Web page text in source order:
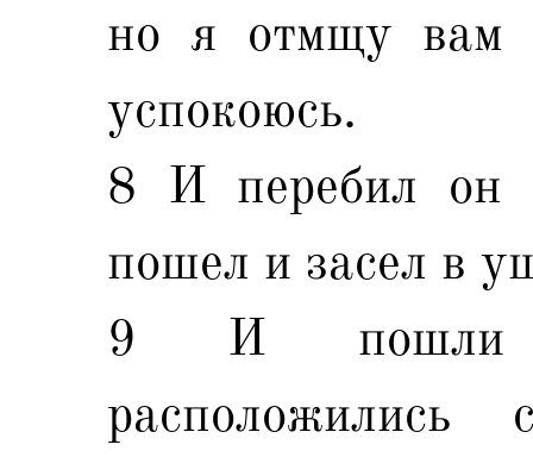
но я отмщу вам
успокоюсь.
8 И перебил он
пошел и засел в
9 И пошли